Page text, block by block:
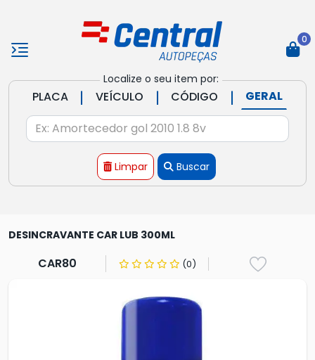
Localize o seu item por:
PLACA | VEÍCULO | CÓDIGO | GERAL
Limpar Buscar
0
DESINCRAVANTE CAR LUB 300ML
CAR80 (0)